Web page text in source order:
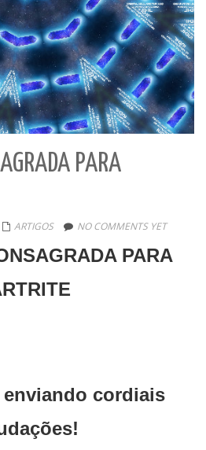
PARA
ARTIGOS NO COMMENTS YET
PARA
cordiais